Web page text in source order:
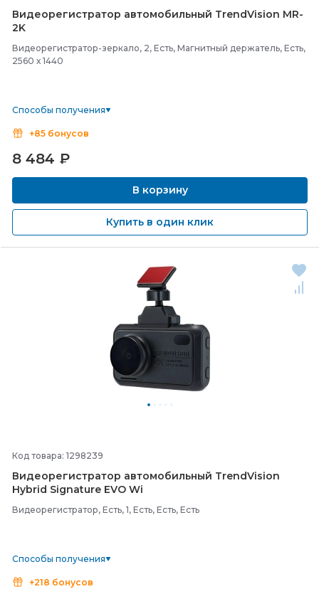
Видеорегистратор автомобильный TrendVision MR-
2K
Видеорегистратор-зеркало, 2, Есть, Магнитный держатель, Есть,
2560 х 1440
Способы получения
+85 бонусов
8 484 ₽
В корзину
Купить в один клик
Код товара: 1298239
Видеорегистратор автомобильный TrendVision
Hybrid Signature EVO Wi
Видеорегистратор, Есть, 1, Есть, Есть, Есть
Способы получения
+218 бонусов